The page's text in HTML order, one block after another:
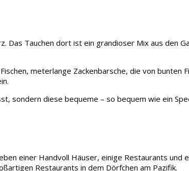
Das Tauchen dort ist ein grandioser Mix aus den
meterlange Zackenbarsche, die von
sondern diese bequeme – so bequem wie ein
einer Handvoll Häuser, einige Restaurants und
Restaurants in dem Dörfchen am Pazifik.